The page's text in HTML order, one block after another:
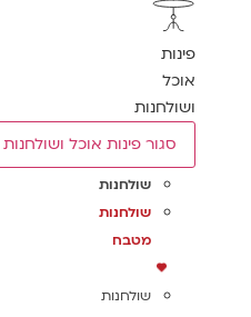
פינות
אוכל
ושולחנות
סגור פינות אוכל ושולחנות
שולחנות
שולחנות
מטבח
שולחנות